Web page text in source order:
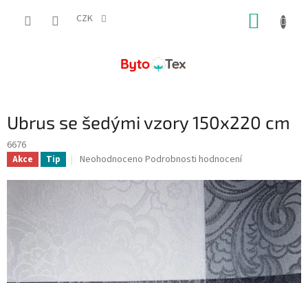
CZK
Ubrus se šedými vzory 150x220 cm
6676
Akce Tip
Průměrné
produktu
je
z
5
hvězdiček.
Neohodnoceno Podrobnosti hodnocení